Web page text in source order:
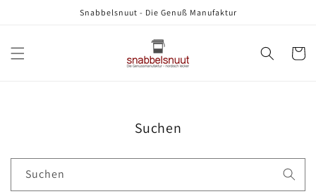
Snabbelsnuut - Die Genuß Manufaktur
Suchen
Suchen